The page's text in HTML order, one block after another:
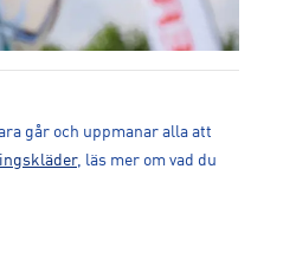
går och uppmanar alla att
, läs mer om vad du